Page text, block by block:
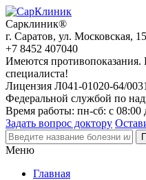
Сарклиник®
г. Саратов, ул. Московская,
+7 8452 407040
Имеются противопоказания.
специалиста!
Лицензия Л041-01020-64/
Федеральной службой по
Время работы: пн-сб: с 08:00
Задать вопрос доктору
Меню
Главная